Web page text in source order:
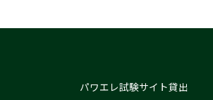
パワエレ試験サイト貸出